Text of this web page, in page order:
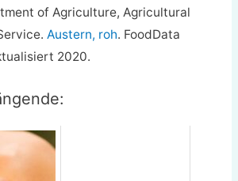
of Agriculture, Agricultural
Austern, roh. FoodData
2020.